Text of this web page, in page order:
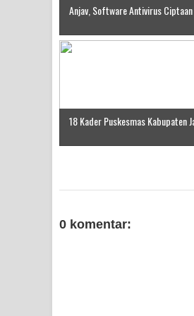
Anjav, Software Antivirus Ciptaan
18 Kader Puskesmas Kabupaten
0 komentar: